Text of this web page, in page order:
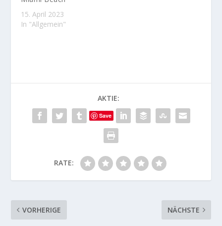
15. April 2023
In "Allgemein"
AKTIE:
Save
RATE:
VORHERIGE NÄCHSTE